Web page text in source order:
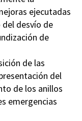
ejecutadas
desvío de
de
de las
del
de los anillos
emergencias